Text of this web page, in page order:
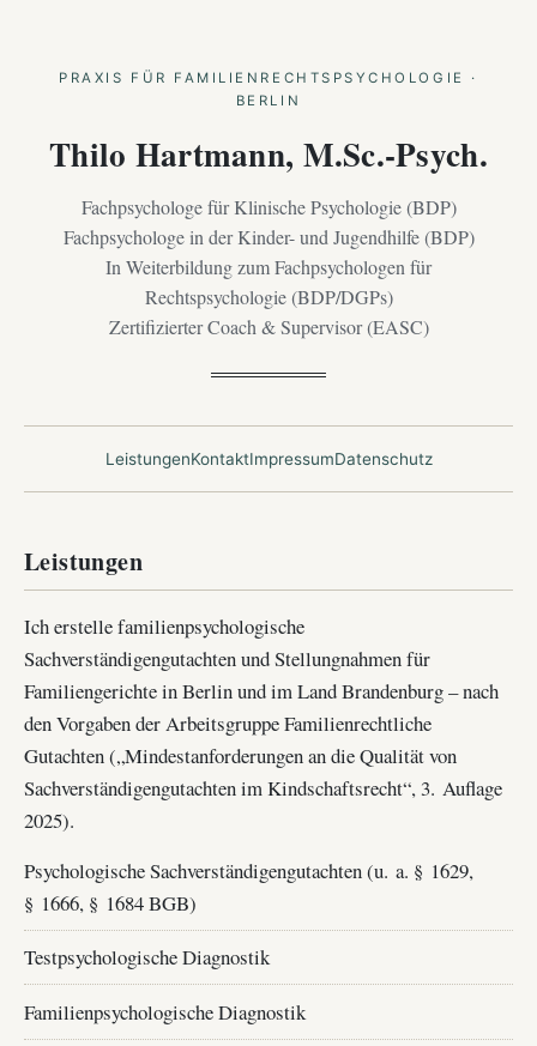
PRAXIS FÜR FAMILIENRECHTSPSYCHOLOGIE ·
BERLIN
Thilo Hartmann, M.Sc.-Psych.
Fachpsychologe für Klinische Psychologie (BDP)
Fachpsychologe in der Kinder- und Jugendhilfe (BDP)
In Weiterbildung zum Fachpsychologen für
Rechtspsychologie (BDP/DGPs)
Zertifizierter Coach & Supervisor (EASC)
LeistungenKontaktImpressumDatenschutz
Leistungen
Ich erstelle familienpsychologische
Sachverständigengutachten und Stellungnahmen für
Familiengerichte in Berlin und im Land Brandenburg – nach
den Vorgaben der Arbeitsgruppe Familienrechtliche
Gutachten („Mindestanforderungen an die Qualität von
Sachverständigengutachten im Kindschaftsrecht“, 3. Auflage
2025).
Psychologische Sachverständigengutachten (u. a. § 1629,
§ 1666, § 1684 BGB)
Testpsychologische Diagnostik
Familienpsychologische Diagnostik